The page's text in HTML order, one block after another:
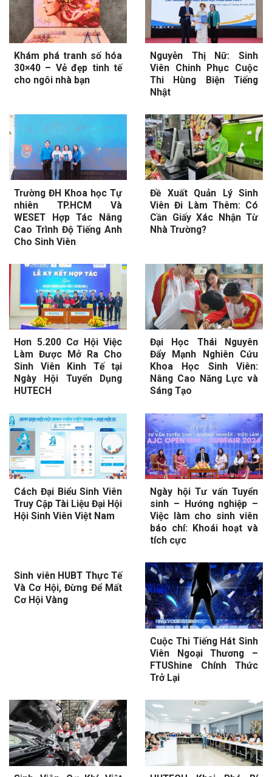
Khám phá tranh số hóa
30×40 – Vẻ đẹp tinh tế
cho ngôi nhà bạn
Nguyễn Thị Nữ: Sinh
Viên Chinh Phục Cuộc
Thi Hùng Biện Tiếng
Nhật
Trường ĐH Khoa học Tự
nhiên TP.HCM Và
WESET Hợp Tác Nâng
Cao Trình Độ Tiếng Anh
Cho Sinh Viên
Đề Xuất Quản Lý Sinh
Viên Đi Làm Thêm: Có
Cần Giấy Xác Nhận Từ
Nhà Trường?
Hơn 5.200 Cơ Hội Việc
Làm Được Mở Ra Cho
Sinh Viên Kinh Tế tại
Ngày Hội Tuyển Dụng
HUTECH
Đại Học Thái Nguyên
Đẩy Mạnh Nghiên Cứu
Khoa Học Sinh Viên:
Nâng Cao Năng Lực và
Sáng Tạo
Cách Đại Biểu Sinh Viên
Truy Cập Tài Liệu Đại Hội
Hội Sinh Viên Việt Nam
Ngày hội Tư vấn Tuyển
sinh – Hướng nghiệp –
Việc làm cho sinh viên
báo chí: Khoái hoạt và
tích cực
Sinh viên HUBT Thực Tế
Và Cơ Hội, Đừng Để Mất
Cơ Hội Vàng
Cuộc Thi Tiếng Hát Sinh
Viên Ngoại Thương –
FTUShine Chính Thức
Trở Lại